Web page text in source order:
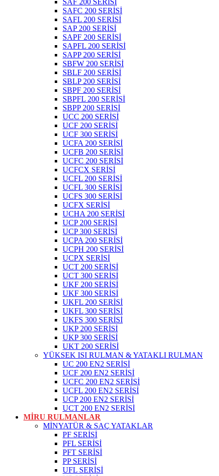
SAF 200 SERİSİ
SAFC 200 SERİSİ
SAFL 200 SERİSİ
SAP 200 SERİSİ
SAPF 200 SERİSİ
SAPFL 200 SERİSİ
SAPP 200 SERİSİ
SBFW 200 SERİSİ
SBLF 200 SERİSİ
SBLP 200 SERİSİ
SBPF 200 SERİSİ
SBPFL 200 SERİSİ
SBPP 200 SERİSİ
UCC 200 SERİSİ
UCF 200 SERİSİ
UCF 300 SERİSİ
UCFA 200 SERİSİ
UCFB 200 SERİSİ
UCFC 200 SERİSİ
UCFCX SERİSİ
UCFL 200 SERİSİ
UCFL 300 SERİSİ
UCFS 300 SERİSİ
UCFX SERİSİ
UCHA 200 SERİSİ
UCP 200 SERİSİ
UCP 300 SERİSİ
UCPA 200 SERİSİ
UCPH 200 SERİSİ
UCPX SERİSİ
UCT 200 SERİSİ
UCT 300 SERİSİ
UKF 200 SERİSİ
UKF 300 SERİSİ
UKFL 200 SERİSİ
UKFL 300 SERİSİ
UKFS 300 SERİSİ
UKP 200 SERİSİ
UKP 300 SERİSİ
UKT 200 SERİSİ
YÜKSEK ISI RULMAN & YATAKLI RULMAN
UC 200 EN2 SERİSİ
UCF 200 EN2 SERİSİ
UCFC 200 EN2 SERİSİ
UCFL 200 EN2 SERİSİ
UCP 200 EN2 SERİSİ
UCT 200 EN2 SERİSİ
MİRU RULMANLAR
MİNYATÜR & SAÇ YATAKLAR
PF SERİSİ
PFL SERİSİ
PFT SERİSİ
PP SERİSİ
UFL SERİSİ